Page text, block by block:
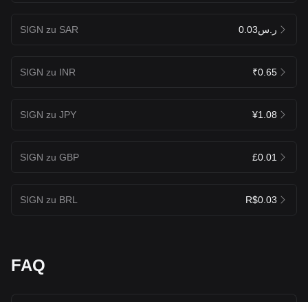
SIGN zu SAR ر.س0.03
SIGN zu INR ₹0.65
SIGN zu JPY ¥1.08
SIGN zu GBP £0.01
SIGN zu BRL R$0.03
FAQ